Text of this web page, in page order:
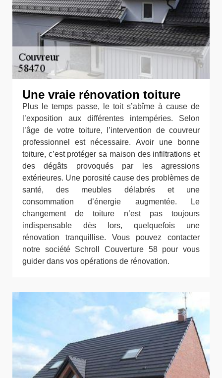
Une vraie rénovation toiture
Plus le temps passe, le toit s’abîme à cause de
l’exposition aux différentes intempéries. Selon
l’âge de votre toiture, l’intervention de couvreur
professionnel est nécessaire. Avoir une bonne
toiture, c’est protéger sa maison des infiltrations et
des dégâts provoqués par les agressions
extérieures. Une porosité cause des problèmes de
santé, des meubles délabrés et une
consommation d’énergie augmentée. Le
changement de toiture n’est pas toujours
indispensable dès lors, quelquefois une
rénovation tranquillise. Vous pouvez contacter
notre société Schroll Couverture 58 pour vous
guider dans vos opérations de rénovation.